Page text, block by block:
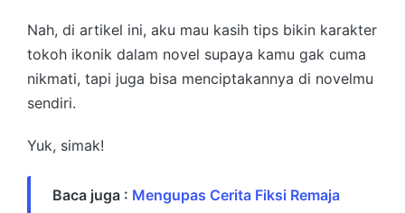
Nah, di artikel ini, aku mau kasih tips bikin karakter
tokoh ikonik dalam novel supaya kamu gak cuma
nikmati, tapi juga bisa menciptakannya di novelmu
sendiri.
Yuk, simak!
Baca juga : Mengupas Cerita Fiksi Remaja